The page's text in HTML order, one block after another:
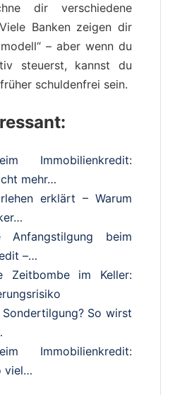
dir verschiedene
Banken zeigen dir
– aber wenn du
steuerst, kannst du
schuldenfrei sein.
Immobilienkredit:
mehr…
erklärt – Warum
Anfangstilgung beim
–…
Zeitbombe im Keller:
So wirst
Immobilienkredit:
viel…